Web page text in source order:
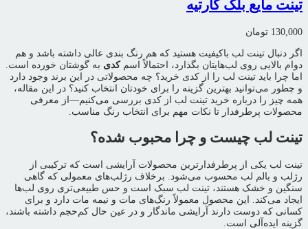
تینت مایع بلک کارتیه
130,000 تومان
اگر دنبال تینت لب باکیفیت هستید که هم رنگ بندی عالی داشته باشد و هم
دوام بالایی روی لب‌هایتان بگذارد، احتمالاً اسمکدی به گوشتان خورده است.
اما چرا باید تینت لب را از کدی خرید؟ چه محصولاتی در این برند وجود دارد
و چطور می‌توانید بهترین گزینه را برای خودتان انتخاب کنید؟ در این مقاله،
همه چیز را درباره خرید تینت لب از کدی بررسی می‌کنیم—از معرفی
محصولات پرطرفدار تا نکات مهم برای انتخاب رنگ مناسب.
تینت لب چیست و چرا محبوب شده؟
تینت لب یکی از پرطرفدارترین محصولات آرایشی است که ترکیبی از
رژلب و بالم لب محسوب می‌شود. برخلاف رژلب‌های معمولی که گاهی
سنگین و خشک هستند، تینت لب سبک است و حس طبیعی‌تری روی لب‌ها
ایجاد می‌کند. این محصول معمولاً رنگ‌های مات و نیمه مات دارد و برای
کسانی که دوست دارند آرایشی ماندگار و در عین حال کم‌حجم داشته باشند،
گزینه ایده‌آلی است.